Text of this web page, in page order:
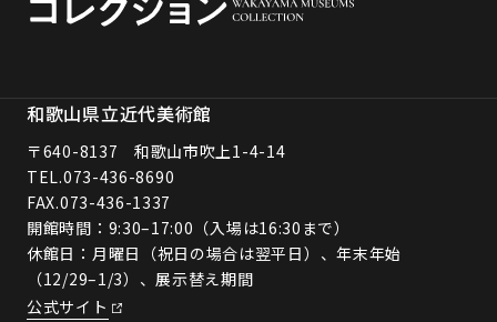
和歌山県立近代美術館
〒640-8137 和歌山市吹上1-4-14
TEL.073-436-8690
FAX.073-436-1337
開館時間：9:30–17:00（入場は16:30まで）
休館日：月曜日（祝日の場合は翌平日）、年末年始
（12/29–1/3）、展示替え期間
公式サイト